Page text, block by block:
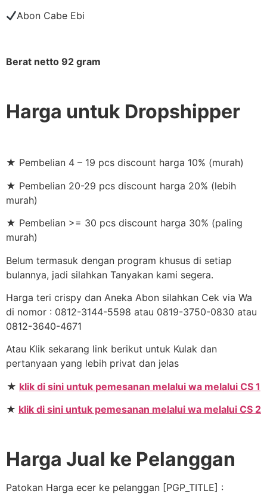
Abon Cabe Ebi
Berat netto 92 gram
Harga untuk Dropshipper
★ Pembelian 4 – 19 pcs discount harga 10% (murah)
★ Pembelian 20-29 pcs discount harga 20% (lebih
murah)
★ Pembelian >= 30 pcs discount harga 30% (paling
murah)
Belum termasuk dengan program khusus di setiap
bulannya, jadi silahkan Tanyakan kami segera.
Harga teri crispy dan Aneka Abon silahkan Cek via Wa
di nomor : 0812-3144-5598 atau 0819-3750-0830 atau
0812-3640-4671
Atau Klik sekarang link berikut untuk Kulak dan
pertanyaan yang lebih privat dan jelas
★ klik di sini untuk pemesanan melalui wa melalui CS 1
★ klik di sini untuk pemesanan melalui wa melalui CS 2
Harga Jual ke Pelanggan
Patokan Harga ecer ke pelanggan [PGP_TITLE] :